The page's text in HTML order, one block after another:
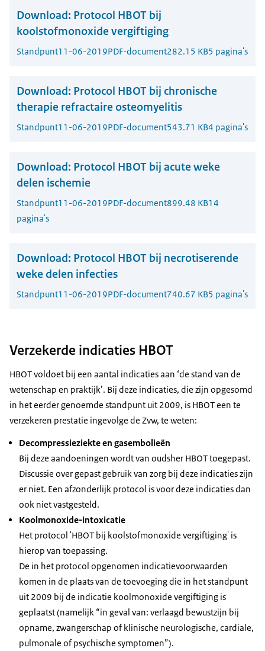
Download: Protocol HBOT bij
koolstofmonoxide vergiftiging
Standpunt11-06-2019PDF-document282.15 KB5 pagina's
Download: Protocol HBOT bij chronische
therapie refractaire osteomyelitis
Standpunt11-06-2019PDF-document543.71 KB4 pagina's
Download: Protocol HBOT bij acute weke
delen ischemie
Standpunt11-06-2019PDF-document899.48 KB14
pagina's
Download: Protocol HBOT bij necrotiserende
weke delen infecties
Standpunt11-06-2019PDF-document740.67 KB5 pagina's
Verzekerde indicaties HBOT
HBOT voldoet bij een aantal indicaties aan ‘de stand van de
wetenschap en praktijk’. Bij deze indicaties, die zijn opgesomd
in het eerder genoemde standpunt uit 2009, is HBOT een te
verzekeren prestatie ingevolge de Zvw, te weten:
Decompressieziekte en gasembolieën
Bij deze aandoeningen wordt van oudsher HBOT toegepast.
Discussie over gepast gebruik van zorg bij deze indicaties zijn
er niet. Een afzonderlijk protocol is voor deze indicaties dan
ook niet vastgesteld.
Koolmonoxide-intoxicatie
Het protocol 'HBOT bij koolstofmonoxide vergiftiging' is
hierop van toepassing.
De in het protocol opgenomen indicatievoorwaarden
komen in de plaats van de toevoeging die in het standpunt
uit 2009 bij de indicatie koolmonoxide vergiftiging is
geplaatst (namelijk “in geval van: verlaagd bewustzijn bij
opname, zwangerschap of klinische neurologische, cardiale,
pulmonale of psychische symptomen”).